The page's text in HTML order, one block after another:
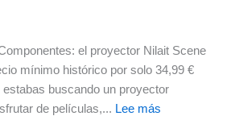
el proyector Nilait Scene
mínimo histórico por solo 34,99 €
estabas buscando un proyector
de películas,... Lee más